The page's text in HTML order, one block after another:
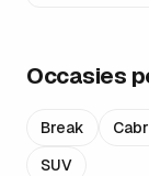
Occasies
Break
SUV